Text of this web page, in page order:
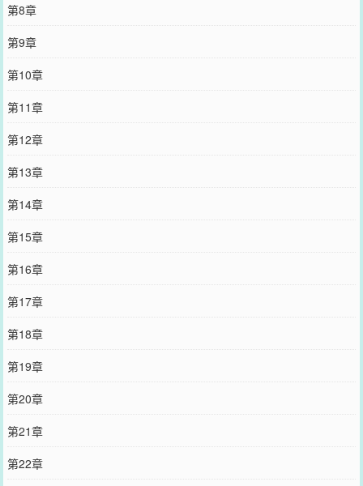
第8章
第9章
第10章
第11章
第12章
第13章
第14章
第15章
第16章
第17章
第18章
第19章
第20章
第21章
第22章